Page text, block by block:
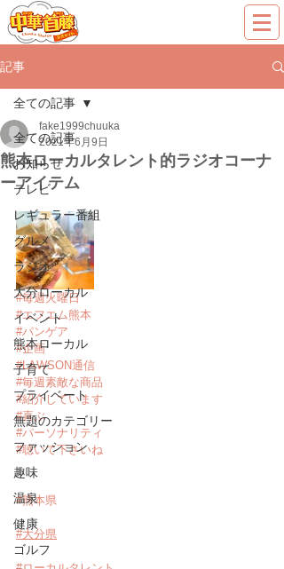
記事
全ての記事
お知らせ
テレビ
レギュラー番組
グルメ
ラジオ
大分ローカル
イベント
熊本ローカル
子育て
プライベート
無題のカテゴリー
ファッション
趣味
温泉
健康
ゴルフ
全ての記事
熊本ローカルタレント的ラジオコーナ
ーアイテム
fake1999chuuka
2021年6月9日
#毎週火曜日
#エフエム熊本
#パンゲア
#企画
#LAWSON通信
#毎週素敵な商品
#紹介しています
#喜ぶ
#パーソナリティ
#聴いて下さいね
#熊本県
#大分県